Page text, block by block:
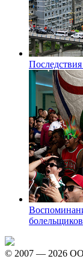
болельщиков
© 2007 — 2026